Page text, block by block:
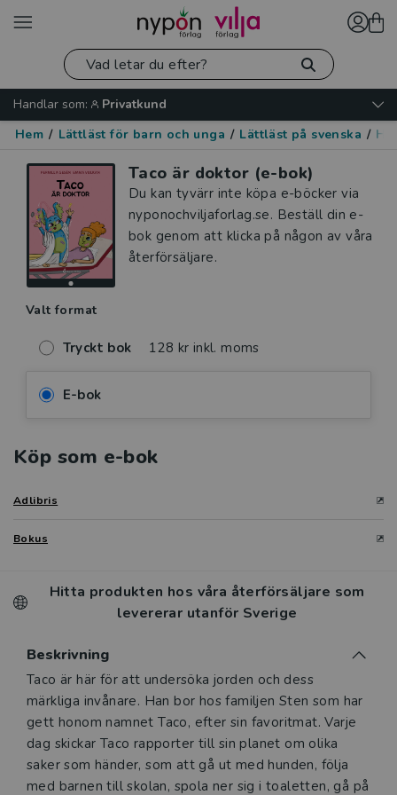
Handlar som:
Privatkund
Hem / Lättläst för barn och unga / Lättläst på svenska /
Taco är doktor (e-bok)
Du kan tyvärr inte köpa e-böcker via
nyponochviljaforlag.se. Beställ din e-
bok genom att klicka på någon av våra
återförsäljare.
Valt format
Tryckt bok 128 kr inkl. moms
E-bok
Köp som e-bok
Adlibris
Bokus
Hitta produkten hos våra återförsäljare som
levererar utanför Sverige
Beskrivning
Beskrivning
Taco är här för att undersöka jorden och dess
märkliga invånare. Han bor hos familjen Sten som har
gett honom namnet Taco, efter sin favoritmat. Varje
dag skickar Taco rapporter till sin planet om olika
saker som händer, som att gå ut med hunden, följa
med barnen till skolan, spola ner sig i toaletten, gå på